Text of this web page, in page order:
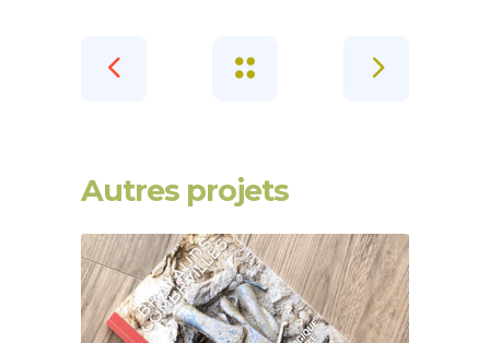
Autres projets